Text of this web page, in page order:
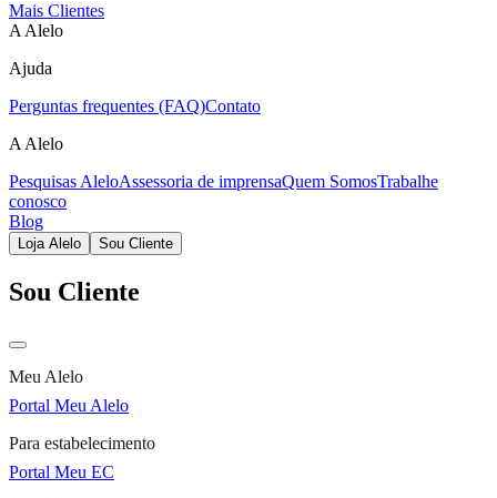
Mais Clientes
A Alelo
Ajuda
Perguntas frequentes (FAQ)Contato
A Alelo
Pesquisas AleloAssessoria de imprensaQuem SomosTrabalhe
conosco
Blog
Loja Alelo Sou Cliente
Sou Cliente
Meu Alelo
Portal Meu Alelo
Para estabelecimento
Portal Meu EC